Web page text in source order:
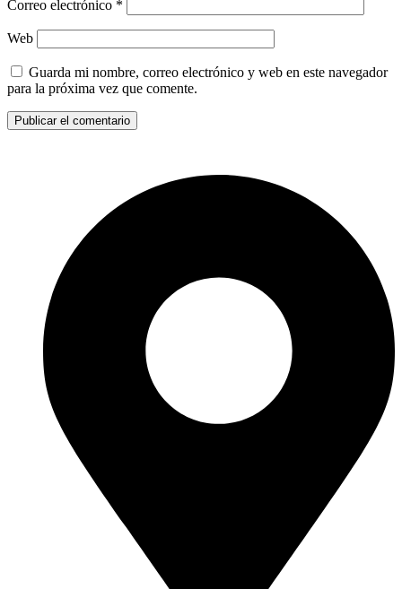
Correo electrónico *
Web
Guarda mi nombre, correo electrónico y web en este navegador
para la próxima vez que comente.